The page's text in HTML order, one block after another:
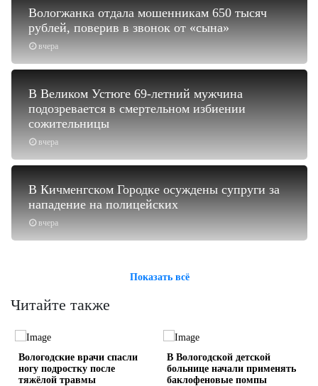
вчера
Вологжанка отдала мошенникам 650 тысяч
рублей, поверив в звонок от «сына»
вчера
В Великом Устюге 69-летний мужчина
подозревается в смертельном избиении
сожительницы
вчера
В Кичменгском Городке осуждены супруги за
нападение на полицейских
Показать всё
Читайте также
Вологодские врачи спасли
ногу подростку после
тяжёлой травмы
В Вологодской детской
больнице начали применять
баклофеновые помпы